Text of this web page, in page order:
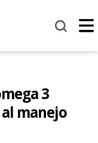
3
manejo